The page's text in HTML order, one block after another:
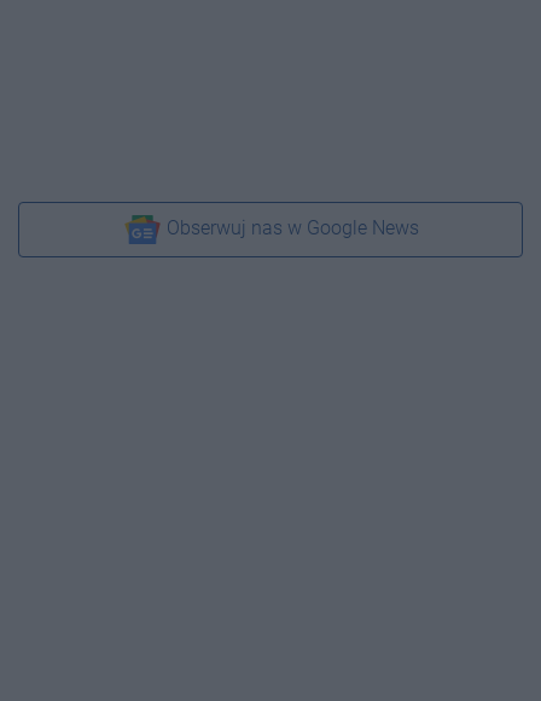
Obserwuj nas w Google News